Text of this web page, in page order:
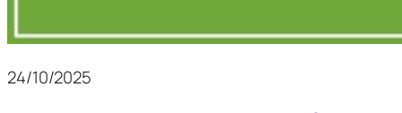
24/10/2025